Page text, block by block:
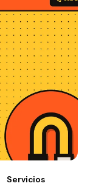
Servicios